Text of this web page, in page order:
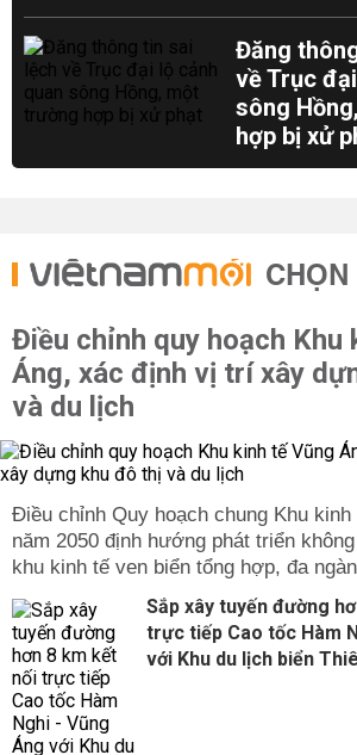
Đăng
về Trục
sông
hợp bị xử
CHỌN
Điều chỉnh quy hoạch Khu
Áng, xác định vị trí xây
và du lịch
Điều chỉnh Quy hoạch chung Khu kinh
năm 2050 định hướng phát triển
khu kinh tế ven biển tổng hợp, đa
Sắp xây tuyến đường
trực tiếp Cao tốc Hàm
với Khu du lịch biển